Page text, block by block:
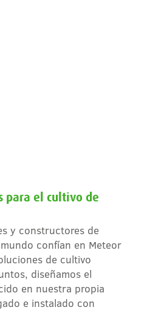
para el cultivo de
y constructores de
confían en Meteor
de cultivo
diseñamos el
en nuestra propia
e instalado con